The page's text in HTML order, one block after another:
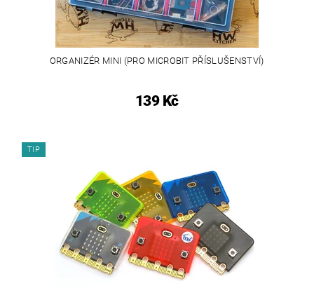
ORGANIZÉR MINI (PRO MICROBIT PŘÍSLUŠENSTVÍ)
139 Kč
TIP